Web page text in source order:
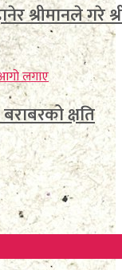
श्रीमानले गरे
क्षति